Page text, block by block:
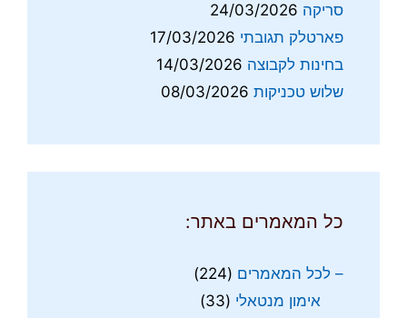
סריקה 24/03/2026
פארטלק תגובתי 17/03/2026
בחינות לקבוצה 14/03/2026
שלוש טכניקות 08/03/2026
כל המאמרים באתר:
– לכל המאמרים (224)
אימון מנטאלי (33)